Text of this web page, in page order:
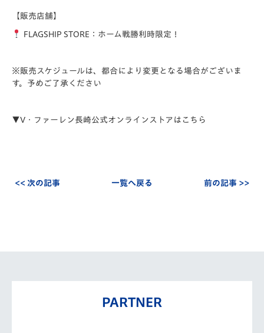
【販売店舗】
FLAGSHIP STORE：ホーム戦勝利時限定！
※販売スケジュールは、都合により変更となる場合がございま
す。予めご了承ください
▼V・ファーレン長崎公式オンラインストアはこちら
<< 次の記事 一覧へ戻る 前の記事 >>
PARTNER